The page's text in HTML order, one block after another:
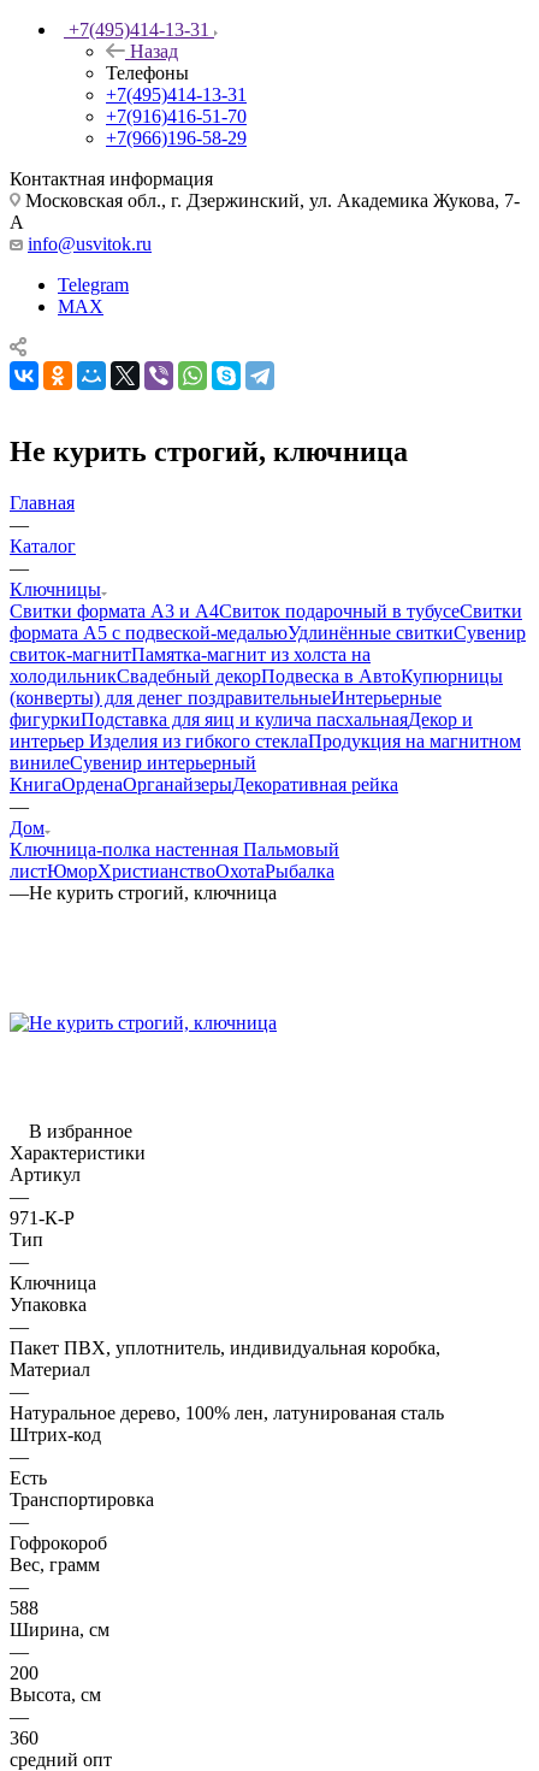
+7(495)414-13-31
Назад
Телефоны
+7(495)414-13-31
+7(916)416-51-70
+7(966)196-58-29
Контактная информация
Московская обл., г. Дзержинский, ул. Академика Жукова, 7-
А
info@usvitok.ru
Telegram
MAX
Не курить строгий, ключница
Главная
—
Каталог
—
Ключницы
Свитки формата А3 и А4Свиток подарочный в тубусеСвитки
формата А5 с подвеской-медальюУдлинённые свиткиСувенир
свиток-магнитПамятка-магнит из холста на
холодильникСвадебный декорПодвеска в АвтоКупюрницы
(конверты) для денег поздравительныеИнтерьерные
фигуркиПодставка для яиц и кулича пасхальнаяДекор и
интерьер Изделия из гибкого стеклаПродукция на магнитном
винилеСувенир интерьерный
КнигаОрденаОрганайзерыДекоративная рейка
—
Дом
Ключница-полка настенная Пальмовый
листЮморХристианствоОхотаРыбалка
—Не курить строгий, ключница
В избранное
Характеристики
Артикул
—
971-К-Р
Тип
—
Ключница
Упаковка
—
Пакет ПВХ, уплотнитель, индивидуальная коробка,
Материал
—
Натуральное дерево, 100% лен, латунированая сталь
Штрих-код
—
Есть
Транспортировка
—
Гофрокороб
Вес, грамм
—
588
Ширина, см
—
200
Высота, см
—
360
средний опт